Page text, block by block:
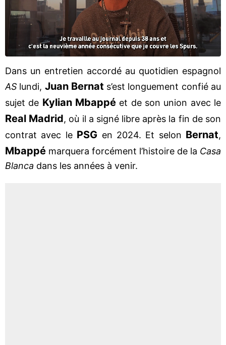
Dans un entretien accordé au quotidien espagnol
AS lundi, Juan Bernat s’est longuement confié au
sujet de Kylian Mbappé et de son union avec le
Real Madrid, où il a signé libre après la fin de son
contrat avec le PSG en 2024. Et selon Bernat,
Mbappé marquera forcément l’histoire de la Casa
Blanca dans les années à venir.